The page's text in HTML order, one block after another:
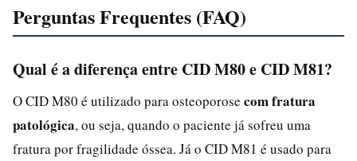
Perguntas Frequentes (FAQ)
Qual é a diferença entre CID M80 e CID M81?
O CID M80 é utilizado para osteoporose com fratura
patológica, ou seja, quando o paciente já sofreu uma
fratura por fragilidade óssea. Já o CID M81 é usado para